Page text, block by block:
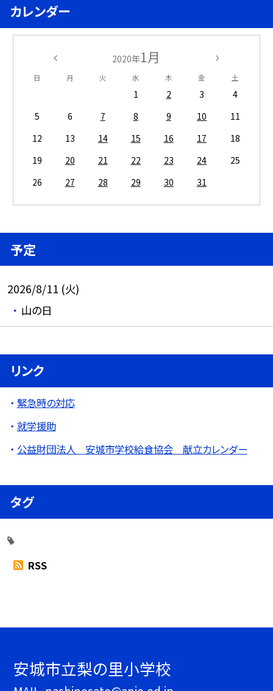
カレンダー
2020年1月
日 月 火 水 木 金 土
1 2 3
4
5
6 7 8 9 10
11
12
13 14 15 16 17
18
19
20 21 22 23 24
25
26
27 28 29 30 31
予定
2026/8/11 (火)
山の日
リンク
緊急時の対応
就学援助
公益財団法人 安城市学校給食協会 献立カレンダー
タグ
RSS
安城市立梨の里小学校